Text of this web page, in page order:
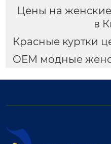
Цены на женские
в
Красные куртки
OEM модные